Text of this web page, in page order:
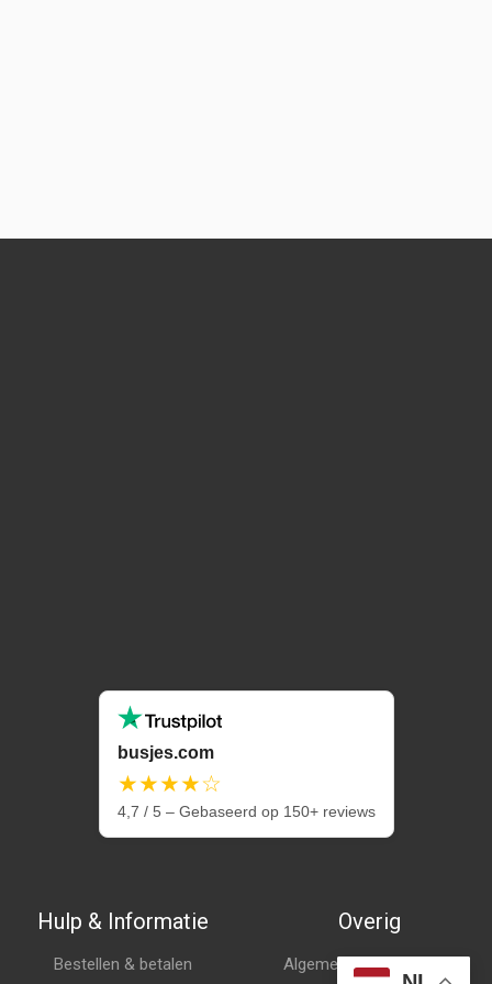
busjes.com
★★★★☆
4,7 / 5 – Gebaseerd op 150+ reviews
Hulp & Informatie
Bestellen & betalen
Overig
Algemene voorwaarden